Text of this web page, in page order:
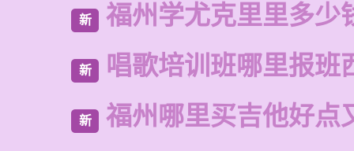
新 福州学尤克里里多少
新 唱歌培训班哪里报班
新 福州哪里买吉他好点